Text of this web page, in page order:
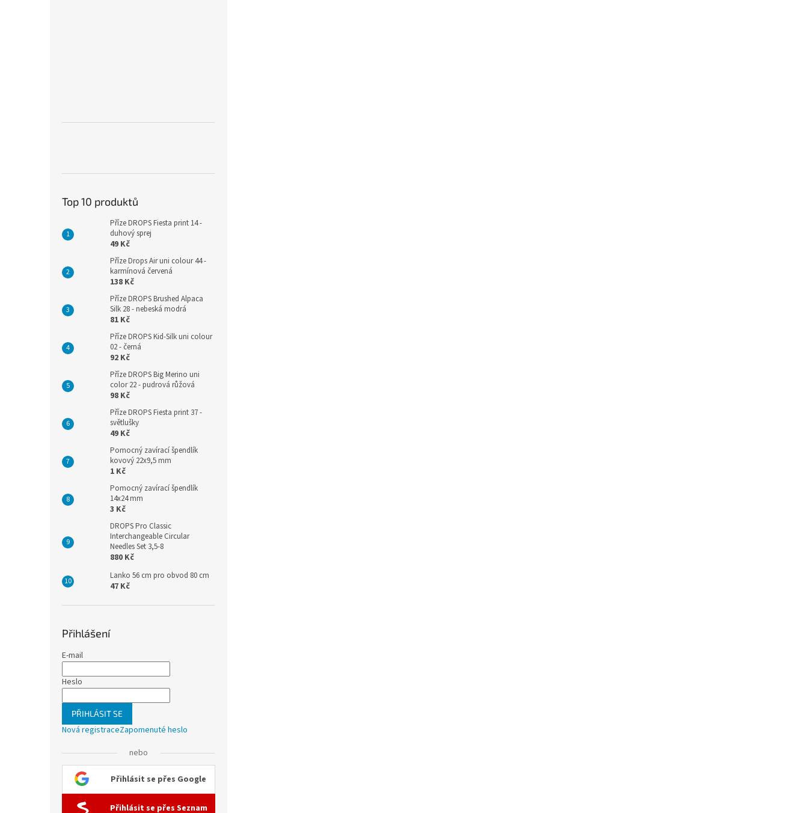
Top 10 produktů
Příze DROPS Fiesta print 14 -
duhový sprej
49 Kč
Příze Drops Air uni colour 44 -
karmínová červená
138 Kč
Příze DROPS Brushed Alpaca
Silk 28 - nebeská modrá
81 Kč
Příze DROPS Kid-Silk uni colour
02 - černá
92 Kč
Příze DROPS Big Merino uni
color 22 - pudrová růžová
98 Kč
Příze DROPS Fiesta print 37 -
světlušky
49 Kč
Pomocný zavírací špendlík
kovový 22x9,5 mm
1 Kč
Pomocný zavírací špendlík
14x24 mm
3 Kč
DROPS Pro Classic
Interchangeable Circular
Needles Set 3,5-8
880 Kč
Lanko 56 cm pro obvod 80 cm
47 Kč
Přihlášení
E-mail
Heslo
PŘIHLÁSIT SE
Nová registraceZapomenuté heslo
nebo
Přihlásit se přes Google
Přihlásit se přes Seznam